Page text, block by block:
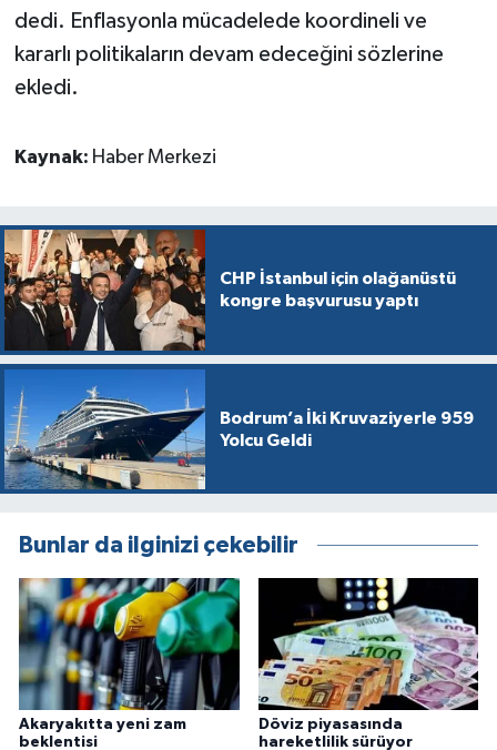
dedi. Enflasyonla mücadelede koordineli ve
kararlı politikaların devam edeceğini sözlerine
ekledi.
Kaynak: Haber Merkezi
CHP İstanbul için olağanüstü
kongre başvurusu yaptı
Bodrum’a İki Kruvaziyerle 959
Yolcu Geldi
Bunlar da ilginizi çekebilir
Akaryakıtta yeni zam
beklentisi
Döviz piyasasında
hareketlilik sürüyor